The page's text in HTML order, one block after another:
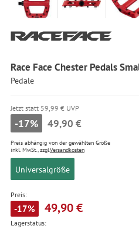
Race Face Chester Pedals
Pedale
Jetzt statt 59,99 € UVP
-17% 49,90 €
Preis abhängig von der gewählten Größe
inkl. MwSt., zzgl.Versandkosten
Universalgröße
Preis:
-17% 49,90 €
Lagerstatus: